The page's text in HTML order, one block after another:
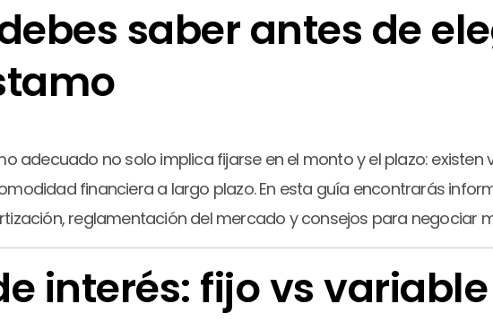
saber antes de
adecuado no solo implica fijarse en el monto y el plazo:
financiera a largo plazo. En esta guía encontrarás
reglamentación del mercado y consejos para negociar
interés: fijo vs variable